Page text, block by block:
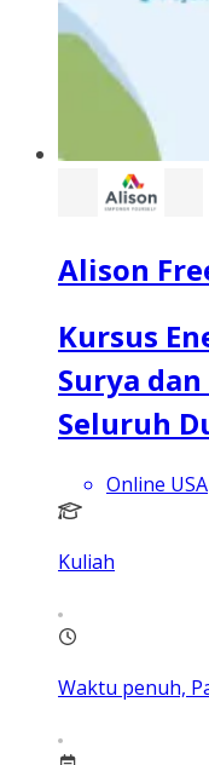
Alison
Kursus
Surya
Seluruh
Online USA
Kuliah
Waktu penuh,